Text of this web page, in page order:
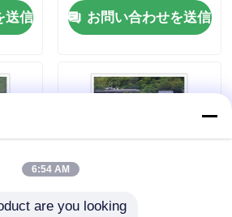
る太陽pv
送信
お問い合わせを送信
6:54 AM
are you looking